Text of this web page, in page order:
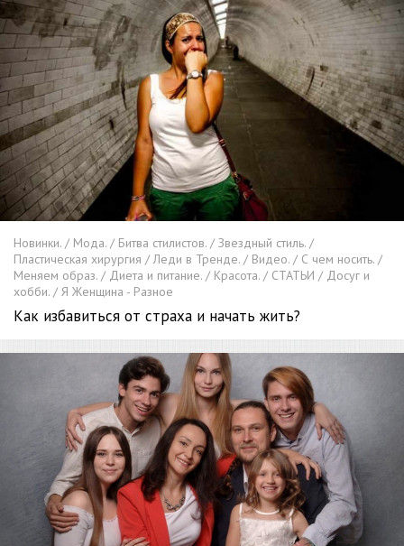
Новинки. / Мода. / Битва стилистов. / Звездный стиль. /
Пластическая хирургия / Леди в Тренде. / Видео. / С чем носить. /
Меняем образ. / Диета и питание. / Красота. / СТАТЬИ / Досуг и
хобби. / Я Женщина - Разное
Как избавиться от страха и начать жить?